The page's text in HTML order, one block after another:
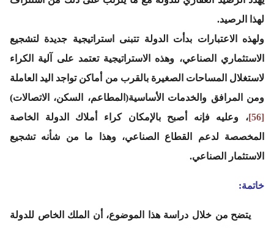
لهذا الرصيد.
ولهذه الاعتبارات بدأت الدولة تتبنى استراتيجية جديدة لتشجيع
الاستثماري الصناعي، وهذه الاستراتيجية تعتمد على آلية الكراء
لاستغلال المساحات الصغيرة بالقرب من أماكن تواجد اليد العاملة
ومن المرافق والخدمات الأساسية(المطاعم، السكن، الاتصالات)
[56]
، وعليه فإنه أصبح بالإمكان كراء أملاك الدولة الخاصة
المخصصة لدعم القطاع الصناعي، وهذا ما من شأنه تشجيع
الاستثمار الصناعي.
خاتمة:
يتضح من خلال دراسة هذا الموضوع، أن الملك الخاص للدولة